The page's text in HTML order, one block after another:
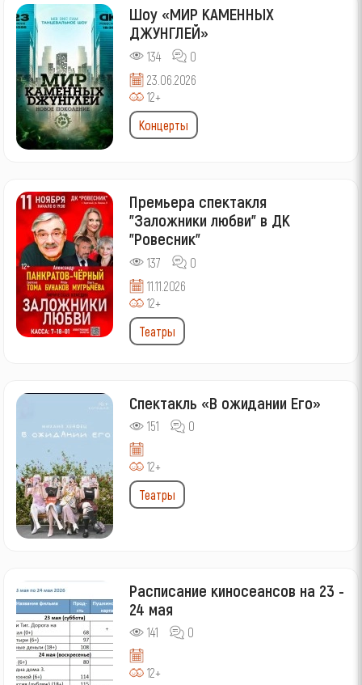
Шоу «МИР КАМЕННЫХ
ДЖУНГЛЕЙ»
134
0
23.06.2026
12+
Концерты
Премьера спектакля
"Заложники любви" в ДК
"Ровесник"
137
0
11.11.2026
12+
Театры
Спектакль «В ожидании Его»
151 0
12+
Театры
Расписание киносеансов на 23 -
24 мая
141 0
12+